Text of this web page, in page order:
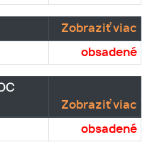
Zobraziť viac
obsadené
Zobraziť viac
obsadené